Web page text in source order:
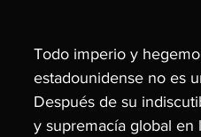
Todo imperio y
estadounidense no es
Después de su
y supremacía global en